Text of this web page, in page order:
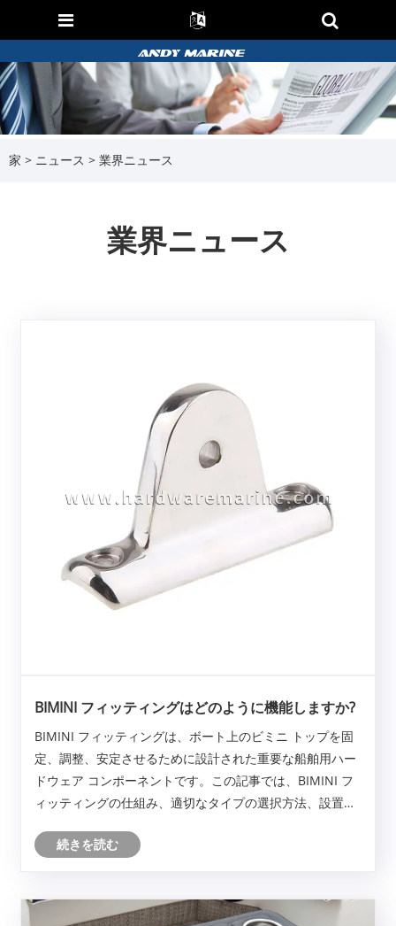
家 > ニュース > 業界ニュース
業界ニュース
BIMINI フィッティングはどのように機能しますか?
BIMINI フィッティングは、ボート上のビミニ トップを固
定、調整、安定させるために設計された重要な船舶用ハー
ドウェア コンポーネントです。この記事では、BIMINI フ
ィッティングの仕組み、適切なタイプの選択方法、設置に
ーマンスを向上させる方法について説明します。また、
者、海洋機器購入者向けの実践的なガイダンスも提供しま
続きを読む